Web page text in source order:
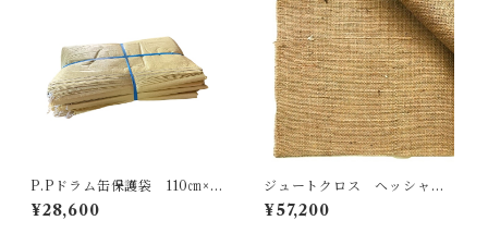
P.Pドラム缶保護袋 110㎝×1
30㎝ ダブル(2重) 輸入品
50枚入
¥28,600
ジュートクロス ヘッシャン6
号 幅約115cm×長さ約100ｍ
¥57,200